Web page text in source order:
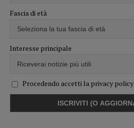
Fascia di età
Interesse principale
Procedendo accetti la privacy policy